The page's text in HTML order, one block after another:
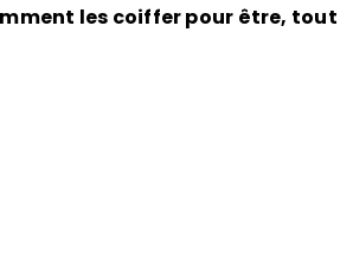
les coiffer pour être, tout